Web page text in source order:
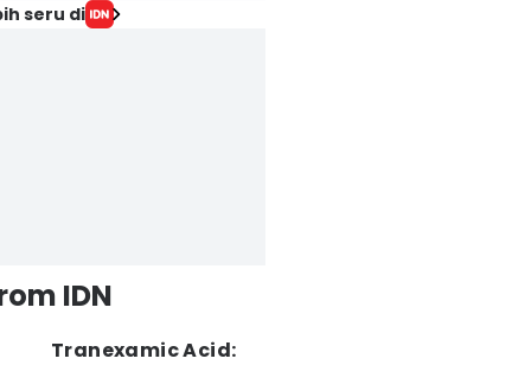
seru di
IDN
Tranexamic Acid: